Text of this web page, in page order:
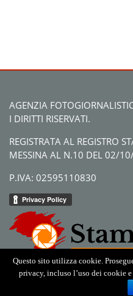
AGENZIA
I DIRITTI RISERVATI.
REGISTRATA AL REGISTRO
MESSINA AL N.10 DEL 02/
P.IVA: 02595110830
Questo sito utilizza cookie.
privacy, incluso l’uso dei cookie